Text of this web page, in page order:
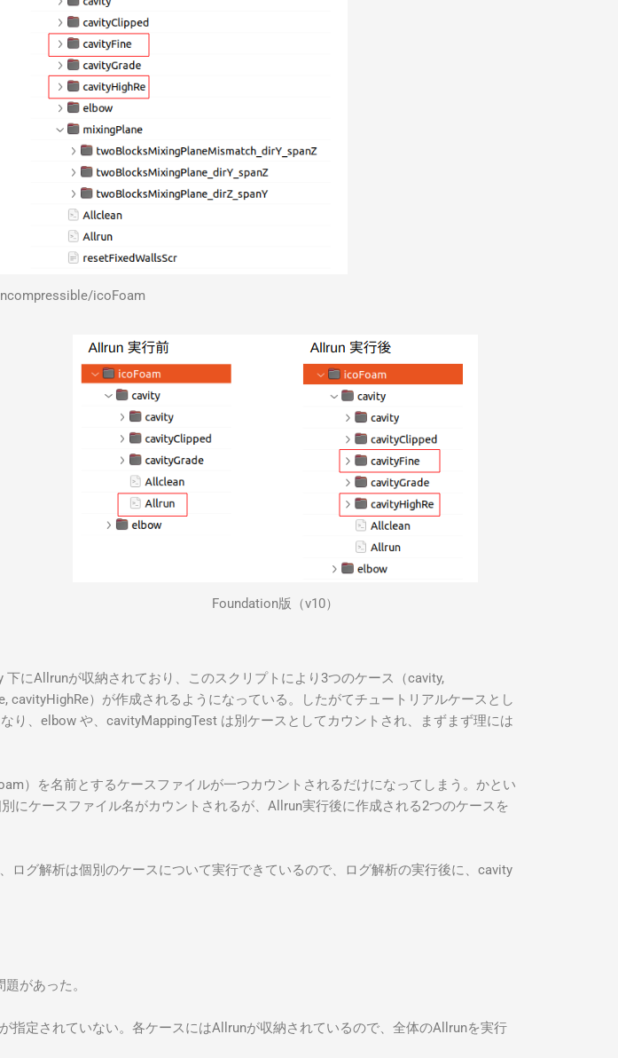
icoFoam
Foundation版（v10）
にAllrunが収納されており、このスクリプトにより3つのケース（cavity,
）が作成されるようになっている。したがてチュートリアルケースとし
、elbow や、cavityMappingTest は別ケースとしてカウントされ、まずまず理には
）を名前とするケースファイルが一つカウントされるだけになってしまう。かとい
ケースファイル名がカウントされるが、Allrun実行後に作成される2つのケースを
グ解析は個別のケースについて実行できているので、ログ解析の実行後に、cavity
があった。
定されていない。各ケースにはAllrunが収納されているので、全体のAllrunを実行